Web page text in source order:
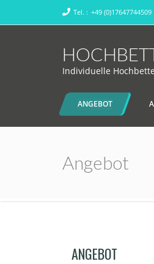
Tel. : +49 (0)17647744509
Individuelle
ANGEBOT
Angebot
ANGEBOT